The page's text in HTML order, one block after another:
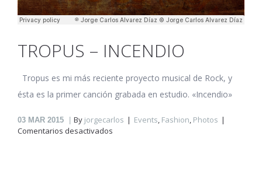
TROPUS – INCENDIO
Tropus es mi más reciente proyecto musical de Rock, y
ésta es la primer canción grabada en estudio. «Incendio»
03 MAR 2015 By jorgecarlos Events, Fashion, Photos
Comentarios desactivados